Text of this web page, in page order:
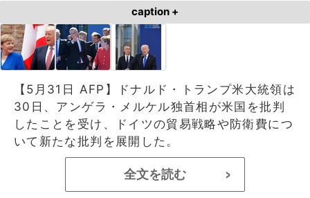
caption +
【5月31日 AFP】ドナルド・トランプ米大統領は
30日、アンゲラ・メルケル独首相が米国を批判
したことを受け、ドイツの貿易戦略や防衛費につ
いて新たな批判を展開した。
全文を読む >